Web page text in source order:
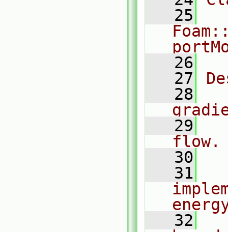
   25
   26
   27
   28
   29
flow.
   30
   31
   32